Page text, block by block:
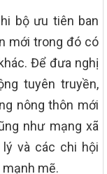
bộ ưu tiên ban
mới trong đó có
Để đưa nghị
tuyên truyền,
nông thôn mới
như mạng xã
và các chi hội
mẽ.